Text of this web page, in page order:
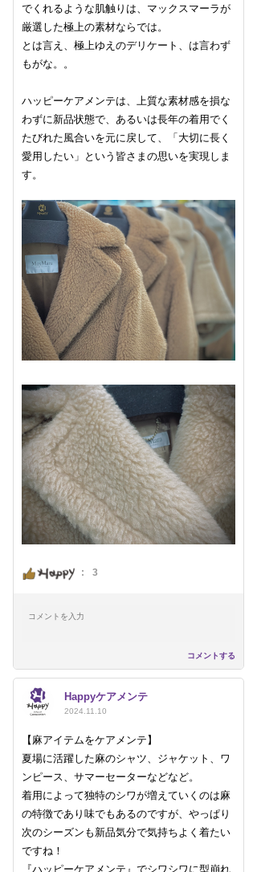
でくれるような肌触りは、マックスマーラが
厳選した極上の素材ならでは。
とは言え、極上ゆえのデリケート、は言わず
もがな。。
ハッピーケアメンテは、上質な素材感を損な
わずに新品状態で、あるいは長年の着用でく
たびれた風合いを元に戻して、「大切に長く
愛用したい」という皆さまの思いを実現しま
す。
: 3
コメントする
Happyケアメンテ
2024.11.10
【麻アイテムをケアメンテ】
夏場に活躍した麻のシャツ、ジャケット、ワ
ンピース、サマーセーターなどなど。
着用によって独特のシワが増えていくのは麻
の特徴であり味でもあるのですが、やっぱり
次のシーズンも新品気分で気持ちよく着たい
ですね！
『ハッピーケアメンテ』でシワシワに型崩れ